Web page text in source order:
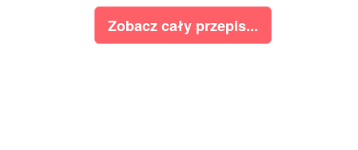
Zobacz cały przepis...